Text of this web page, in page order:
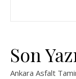
Son
Ankara Asfalt